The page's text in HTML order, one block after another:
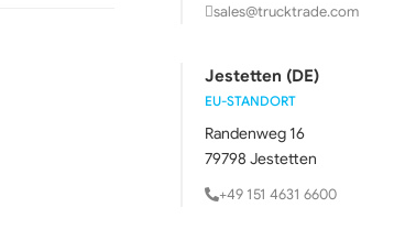
sales@trucktrade.com
Jestetten (DE)
EU-STANDORT
Randenweg 16
79798 Jestetten
+49 151 4631 6600